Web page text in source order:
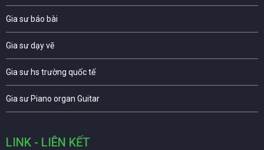
Gia sư báo bài
Gia sư dạy vẽ
Gia sư hs trường quốc tế
Gia sư Piano organ Guitar
LINK - LIÊN KẾT